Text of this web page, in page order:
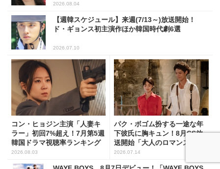
2026.08.04
【週韓スケジュール】来週(7/13～)放送開始！
ド・ギョンス初主演作ほか韓国時代劇6選
2026.07.10
コン・ヒョジン主演「人妻キ
ラー」初回7%超え！7月第5週
韓国ドラマ視聴率ランキング
2026.08.03
パク・ボゴム扮する一途な年
下彼氏に胸キュン！8月CS放
送開始「大人のロマンス」韓
ドラ6選
2026.07.14